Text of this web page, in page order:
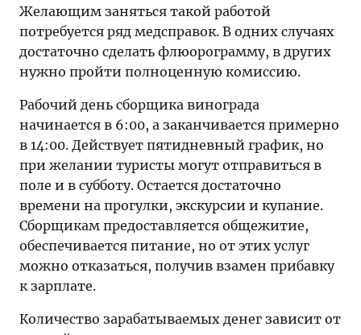
Желающим заняться такой работой
потребуется ряд медсправок. В одних случаях
достаточно сделать флюорограмму, в других
нужно пройти полноценную комиссию.
Рабочий день сборщика винограда
начинается в 6:00, а заканчивается примерно
в 14:00. Действует пятидневный график, но
при желании туристы могут отправиться в
поле и в субботу. Остается достаточно
времени на прогулки, экскурсии и купание.
Сборщикам предоставляется общежитие,
обеспечивается питание, но от этих услуг
можно отказаться, получив взамен прибавку
к зарплате.
Количество зарабатываемых денег зависит от